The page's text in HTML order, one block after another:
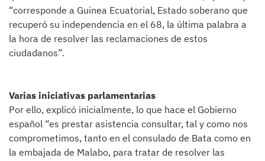
“corresponde a Guinea Ecuatorial, Estado soberano que
recuperó su independencia en el 68, la última palabra a
la hora de resolver las reclamaciones de estos
ciudadanos”.
Varias iniciativas parlamentarias
Por ello, explicó inicialmente, lo que hace el Gobierno
español “es prestar asistencia consultar, tal y como nos
comprometimos, tanto en el consulado de Bata como en
la embajada de Malabo, para tratar de resolver las